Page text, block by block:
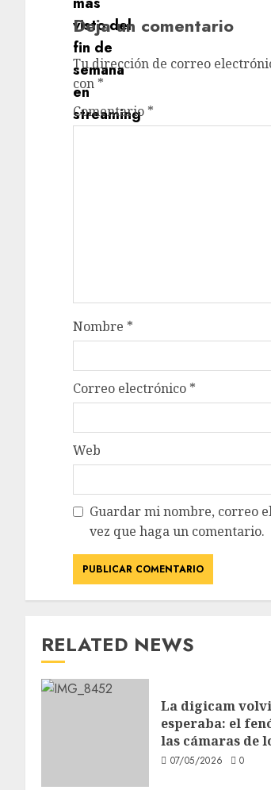
Deja un comentario
Tu dirección de correo
con *
Comentario *
Nombre *
Correo electrónico *
Web
Guardar mi nombre, correo
vez que haga un comentario.
RELATED NEWS
La digicam
esperaba: el
las cámaras de
07/05/2026 0